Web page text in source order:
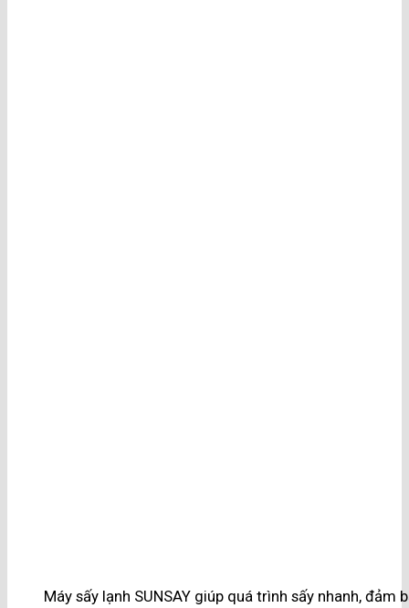
Máy sấy lạnh SUNSAY giúp quá trình sấy nhanh, đảm